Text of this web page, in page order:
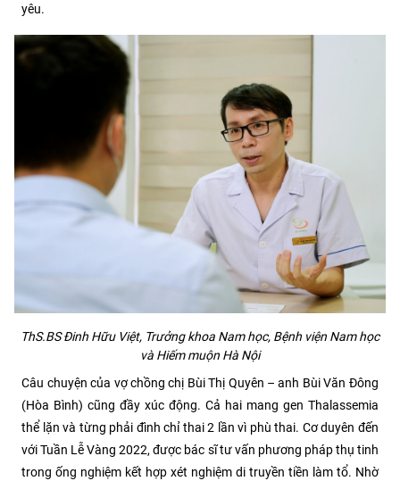
yêu.
ThS.BS Đinh Hữu Việt, Trưởng khoa Nam học, Bệnh viện Nam học
và Hiếm muộn Hà Nội
Câu chuyện của vợ chồng chị Bùi Thị Quyên – anh Bùi Văn Đông
(Hòa Bình) cũng đầy xúc động. Cả hai mang gen Thalassemia
thể lặn và từng phải đình chỉ thai 2 lần vì phù thai. Cơ duyên đến
với Tuần Lễ Vàng 2022, được bác sĩ tư vấn phương pháp thụ tinh
trong ống nghiệm kết hợp xét nghiệm di truyền tiền làm tổ. Nhờ